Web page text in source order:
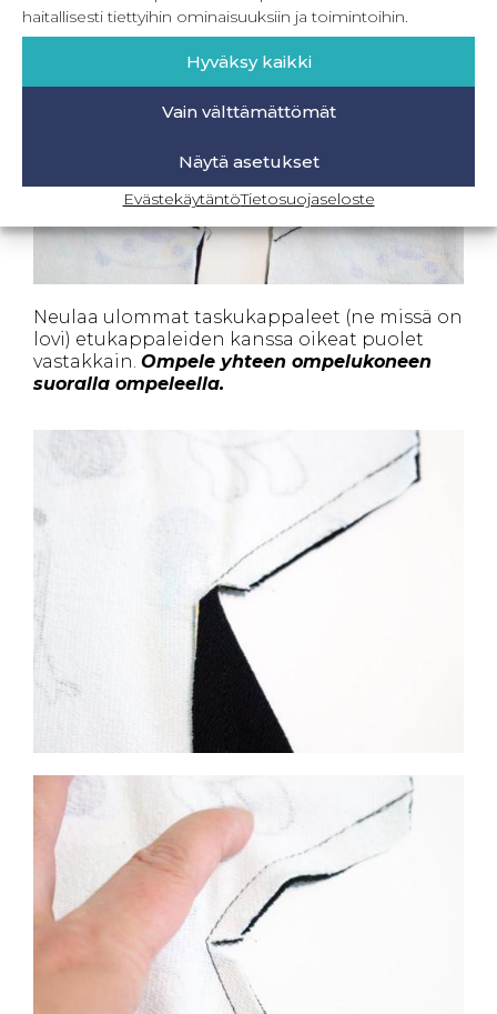
haitallisesti tiettyihin ominaisuuksiin ja toimintoihin.
Hyväksy kaikki
Vain välttämättömät
Näytä asetukset
EvästekäytäntöTietosuojaseloste
Neulaa ulommat taskukappaleet (ne missä on
lovi) etukappaleiden kanssa oikeat puolet
vastakkain. Ompele yhteen ompelukoneen
suoralla ompeleella.